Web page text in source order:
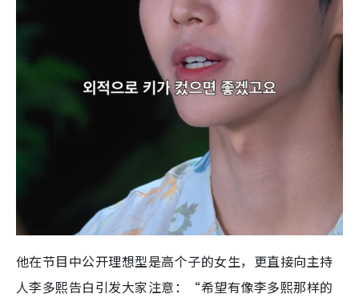
他在节目中公开理想型是高个子的女生，更直接向主持
人李多熙告白引发大家注意：“希望有像李多熙那样的